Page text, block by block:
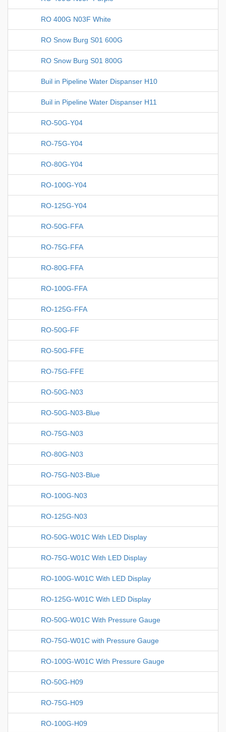
RO 400G N03F White
RO Snow Burg S01 600G
RO Snow Burg S01 800G
Buil in Pipeline Water Dispanser H10
Buil in Pipeline Water Dispanser H11
RO-50G-Y04
RO-75G-Y04
RO-80G-Y04
RO-100G-Y04
RO-125G-Y04
RO-50G-FFA
RO-75G-FFA
RO-80G-FFA
RO-100G-FFA
RO-125G-FFA
RO-50G-FF
RO-50G-FFE
RO-75G-FFE
RO-50G-N03
RO-50G-N03-Blue
RO-75G-N03
RO-80G-N03
RO-75G-N03-Blue
RO-100G-N03
RO-125G-N03
RO-50G-W01C With LED Display
RO-75G-W01C With LED Display
RO-100G-W01C With LED Display
RO-125G-W01C With LED Display
RO-50G-W01C With Pressure Gauge
RO-75G-W01C with Pressure Gauge
RO-100G-W01C With Pressure Gauge
RO-50G-H09
RO-75G-H09
RO-100G-H09